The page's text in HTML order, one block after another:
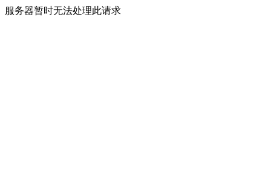
服务器暂时无法处理此请求